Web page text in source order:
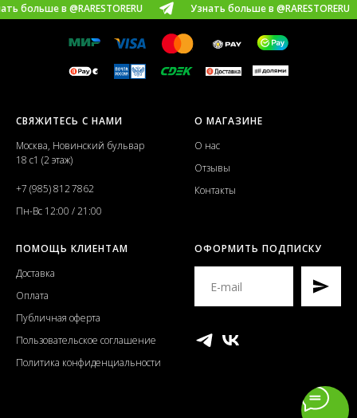
@RARESTORERU Узнать больше в @RARESTORERU
СВЯЖИТЕСЬ С НАМИ
Москва, Новинский бульвар
18 с1 (2 этаж)
+7 (985) 812 7862
Пн-Вс 12:00 / 21:00
О МАГАЗИНЕ
О нас
Отзывы
Контакты
ПОМОЩЬ КЛИЕНТАМ
Доставка
Оплата
Публичная оферта
Пользовательское соглашение
Политика конфиденциальности
ОФОРМИТЬ ПОДПИСКУ